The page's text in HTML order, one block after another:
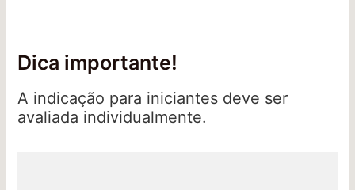
Dica importante!
A indicação para iniciantes deve ser
avaliada individualmente.